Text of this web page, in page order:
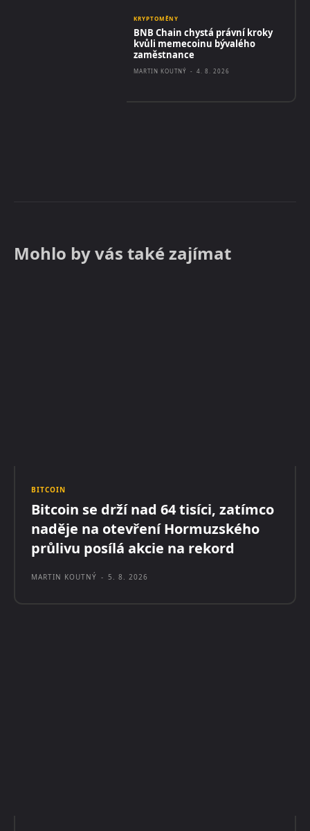
KRYPTOMĚNY
BNB Chain chystá právní kroky
kvůli memecoinu bývalého
zaměstnance
MARTIN KOUTNÝ - 4. 8. 2026
Mohlo by vás také zajímat
BITCOIN
Bitcoin se drží nad 64 tisíci, zatímco
naděje na otevření Hormuzského
průlivu posílá akcie na rekord
MARTIN KOUTNÝ - 5. 8. 2026